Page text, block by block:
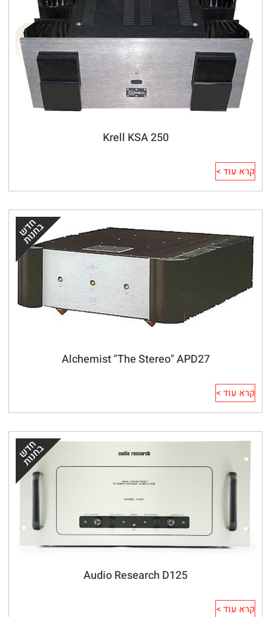
Krell KSA 250
קרא עוד >
Alchemist "The Stereo" APD27
קרא עוד >
Audio Research D125
קרא עוד >